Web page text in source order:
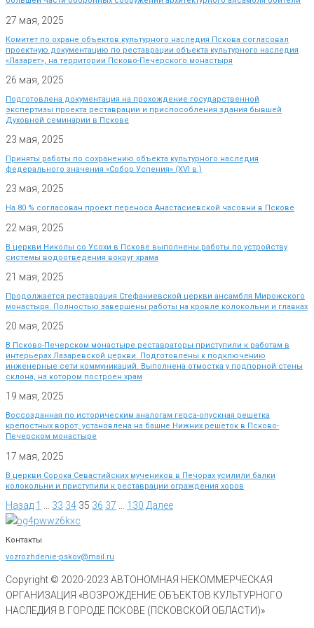
27 мая, 2025
Комитет по охране объектов культурного наследия Пскова согласовал
проектную документацию по реставрации объекта культурного наследия
«Лазарет», на территории Псково-Печерского монастыря
26 мая, 2025
Подготовлена документация на прохождение государственной
экспертизы проекта реставрации и приспособления здания бывшей
Духовной семинарии в Пскове
23 мая, 2025
Приняты работы по сохранению объекта культурного наследия
федерального значения «Собор Успения» (XVI в.)
23 мая, 2025
На 80 % согласован проект переноса Анастасиевской часовни в Пскове
22 мая, 2025
В церкви Николы со Усохи в Пскове выполнены работы по устройству
системы водоотведения вокруг храма
21 мая, 2025
Продолжается реставрация Стефаниевской церкви ансамбля Мирожского
монастыря. Полностью завершены работы на кровле колокольни и главках
20 мая, 2025
В Псково-Печерском монастыре реставраторы приступили к работам в
интерьерах Лазаревской церкви. Подготовлены к подключению
инженерные сети коммуникаций. Выполнена отмостка у подпорной стены
склона, на котором построен храм
19 мая, 2025
Воссозданная по историческим аналогам герса-опускная решетка
крепостных ворот, установлена на башне Нижних решеток в Псково-
Печерском монастыре
17 мая, 2025
В церкви Сорока Севастийских мучеников в Печорах усилили балки
колокольни и приступили к реставрации ограждения хоров
Назад 1 33 34 35 36 37 130 Далее
Контакты
vozrozhdenie-pskov@mail.ru
Copyright © 2020-2023 АВТОНОМНАЯ НЕКОММЕРЧЕСКАЯ
ОРГАНИЗАЦИЯ «ВОЗРОЖДЕНИЕ ОБЪЕКТОВ КУЛЬТУРНОГО
НАСЛЕДИЯ В ГОРОДЕ ПСКОВЕ (ПСКОВСКОЙ ОБЛАСТИ)»